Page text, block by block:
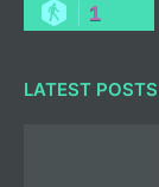
1
LATEST POSTS